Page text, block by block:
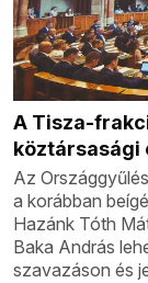
A Tisza-
köztársasági
Az
a korábban
Hazánk Tóth
Baka András
szavazáson és